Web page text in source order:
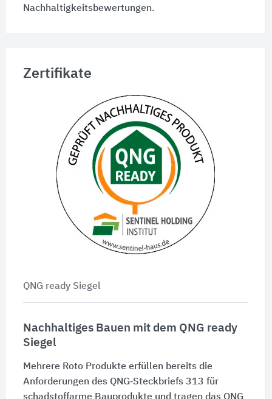
Nachhaltigkeitsbewertungen.
Zertifikate
QNG ready Siegel
Nachhaltiges Bauen mit dem QNG ready
Siegel
Mehrere Roto Produkte erfüllen bereits die
Anforderungen des QNG‑Steckbriefs 313 für
schadstoffarme Bauprodukte und tragen das QNG